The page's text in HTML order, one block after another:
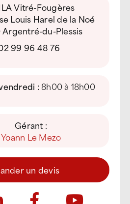
Vitré-Fougères
Louis Harel de la Noé
Argentré-du-Plessis
99 96 48 76
:8h00 à 18h00
Gérant :
Yoann Le Mezo
un devis